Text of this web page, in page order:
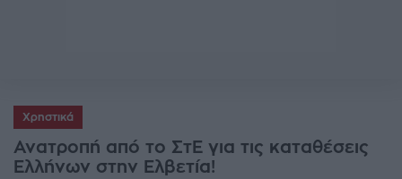
Χρηστικά
Ανατροπή από το ΣτΕ για τις καταθέσεις
Ελλήνων στην Ελβετία!